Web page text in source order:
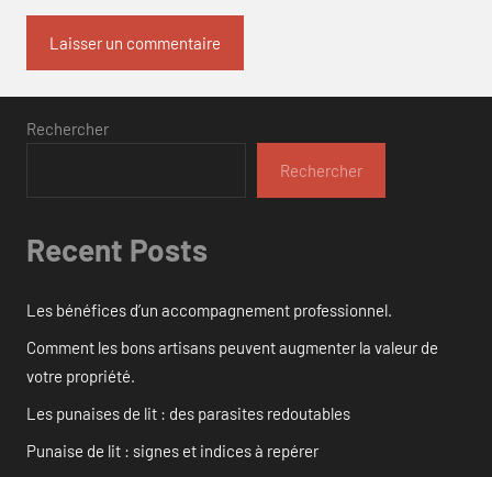
Rechercher
Rechercher
Recent Posts
Les bénéfices d’un accompagnement professionnel.
Comment les bons artisans peuvent augmenter la valeur de
votre propriété.
Les punaises de lit : des parasites redoutables
Punaise de lit : signes et indices à repérer